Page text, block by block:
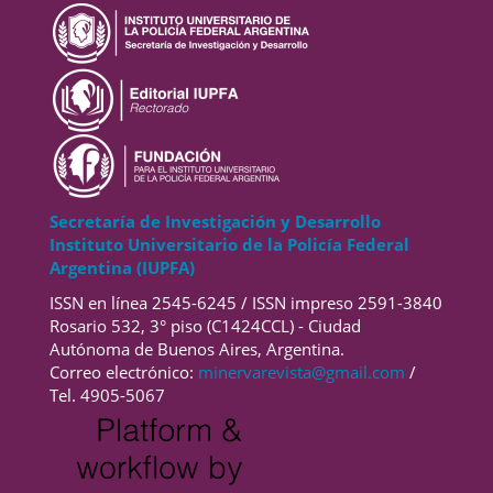
Secretaría de Investigación y Desarrollo
Instituto Universitario de la Policía Federal
Argentina (IUPFA)
ISSN en línea 2545-6245 / ISSN impreso 2591-3840
Rosario 532, 3° piso (C1424CCL) - Ciudad
Autónoma de Buenos Aires, Argentina.
Correo electrónico: minervarevista@gmail.com /
Tel. 4905-5067